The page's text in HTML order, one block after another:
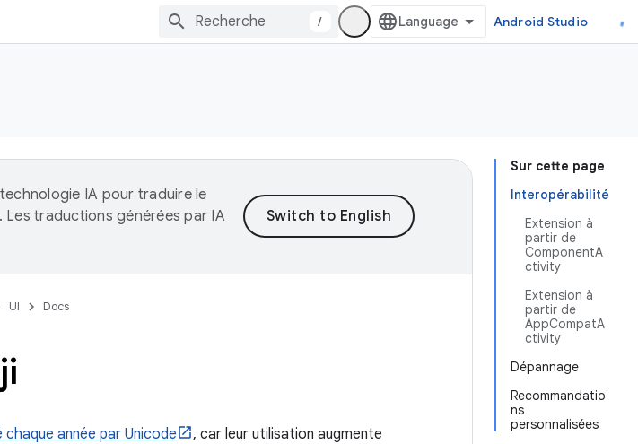
/ Android Studio
Sur cette page
Interopérabilité
Extension à
partir de
ComponentA
ctivity
Extension à
partir de
AppCompatA
ctivity
Dépannage
Recommandatio
ns
personnalisées
IA pour traduire le
traductions générées par IA
UI Docs
chaque année par Unicode
, car leur utilisation augmente